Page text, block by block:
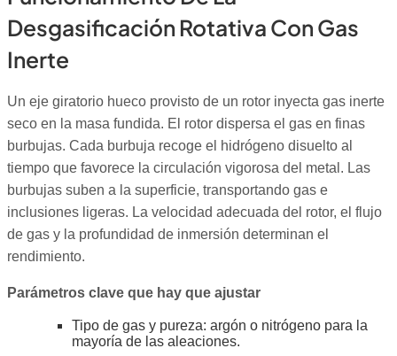
Desgasificación Rotativa Con Gas
Inerte
Un eje giratorio hueco provisto de un rotor inyecta gas inerte
seco en la masa fundida. El rotor dispersa el gas en finas
burbujas. Cada burbuja recoge el hidrógeno disuelto al
tiempo que favorece la circulación vigorosa del metal. Las
burbujas suben a la superficie, transportando gas e
inclusiones ligeras. La velocidad adecuada del rotor, el flujo
de gas y la profundidad de inmersión determinan el
rendimiento.
Parámetros clave que hay que ajustar
Tipo de gas y pureza: argón o nitrógeno para la
mayoría de las aleaciones.